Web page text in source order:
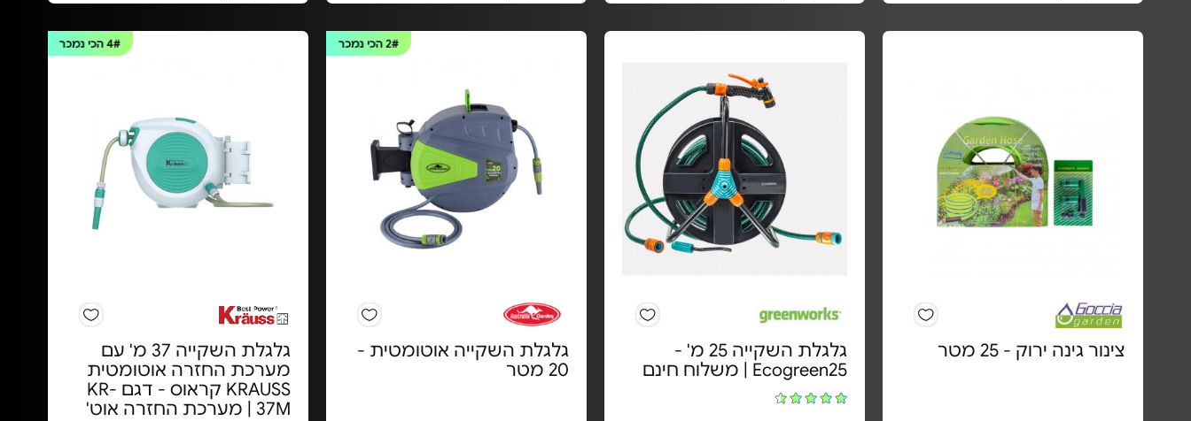
צינור גינה ירוק - 25 מטר
גלגלת השקייה 25 מ' -
Ecogreen25 | משלוח חינם
2#הכי נמכר
גלגלת השקייה אוטומטית -
20 מטר
4#הכי נמכר
גלגלת השקייה 37 מ' עם
מערכת החזרה אוטומטית
KRAUSS קראוס - דגם KR-
37M | מערכת החזרה אוט'